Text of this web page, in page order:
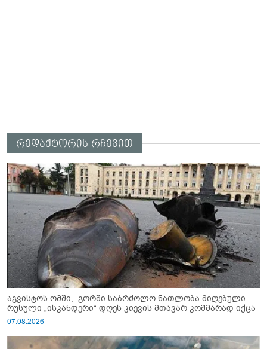
რედაქტორის რჩევით
აგვისტოს ომში, გორში საბრძოლო ნათლობა მიღებული
რუსული „ისკანდერი“ დღეს კიევის მთავარ კოშმარად იქცა
07.08.2026